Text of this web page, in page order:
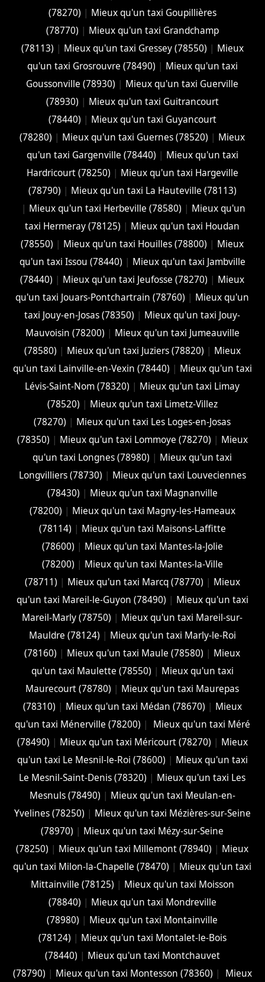
(78270) | Mieux qu'un taxi Goupillières
(78770) | Mieux qu'un taxi Grandchamp
(78113) | Mieux qu'un taxi Gressey (78550) | Mieux
qu'un taxi Grosrouvre (78490) | Mieux qu'un taxi
Goussonville (78930) | Mieux qu'un taxi Guerville
(78930) | Mieux qu'un taxi Guitrancourt
(78440) | Mieux qu'un taxi Guyancourt
(78280) | Mieux qu'un taxi Guernes (78520) | Mieux
qu'un taxi Gargenville (78440) | Mieux qu'un taxi
Hardricourt (78250) | Mieux qu'un taxi Hargeville
(78790) | Mieux qu'un taxi La Hauteville (78113)
| Mieux qu'un taxi Herbeville (78580) | Mieux qu'un
taxi Hermeray (78125) | Mieux qu'un taxi Houdan
(78550) | Mieux qu'un taxi Houilles (78800) | Mieux
qu'un taxi Issou (78440) | Mieux qu'un taxi Jambville
(78440) | Mieux qu'un taxi Jeufosse (78270) | Mieux
qu'un taxi Jouars-Pontchartrain (78760) | Mieux qu'un
taxi Jouy-en-Josas (78350) | Mieux qu'un taxi Jouy-
Mauvoisin (78200) | Mieux qu'un taxi Jumeauville
(78580) | Mieux qu'un taxi Juziers (78820) | Mieux
qu'un taxi Lainville-en-Vexin (78440) | Mieux qu'un taxi
Lévis-Saint-Nom (78320) | Mieux qu'un taxi Limay
(78520) | Mieux qu'un taxi Limetz-Villez
(78270) | Mieux qu'un taxi Les Loges-en-Josas
(78350) | Mieux qu'un taxi Lommoye (78270) | Mieux
qu'un taxi Longnes (78980) | Mieux qu'un taxi
Longvilliers (78730) | Mieux qu'un taxi Louveciennes
(78430) | Mieux qu'un taxi Magnanville
(78200) | Mieux qu'un taxi Magny-les-Hameaux
(78114) | Mieux qu'un taxi Maisons-Laffitte
(78600) | Mieux qu'un taxi Mantes-la-Jolie
(78200) | Mieux qu'un taxi Mantes-la-Ville
(78711) | Mieux qu'un taxi Marcq (78770) | Mieux
qu'un taxi Mareil-le-Guyon (78490) | Mieux qu'un taxi
Mareil-Marly (78750) | Mieux qu'un taxi Mareil-sur-
Mauldre (78124) | Mieux qu'un taxi Marly-le-Roi
(78160) | Mieux qu'un taxi Maule (78580) | Mieux
qu'un taxi Maulette (78550) | Mieux qu'un taxi
Maurecourt (78780) | Mieux qu'un taxi Maurepas
(78310) | Mieux qu'un taxi Médan (78670) | Mieux
qu'un taxi Ménerville (78200) |
Mieux qu'un taxi Méré
(78490) | Mieux qu'un taxi Méricourt (78270) | Mieux
qu'un taxi Le Mesnil-le-Roi (78600) | Mieux qu'un taxi
Le Mesnil-Saint-Denis (78320) | Mieux qu'un taxi Les
Mesnuls (78490) | Mieux qu'un taxi Meulan-en-
Yvelines (78250) | Mieux qu'un taxi Mézières-sur-Seine
(78970) | Mieux qu'un taxi Mézy-sur-Seine
(78250) | Mieux qu'un taxi Millemont (78940) | Mieux
qu'un taxi Milon-la-Chapelle (78470) | Mieux qu'un taxi
Mittainville (78125) | Mieux qu'un taxi Moisson
(78840) | Mieux qu'un taxi Mondreville
(78980) | Mieux qu'un taxi Montainville
(78124) | Mieux qu'un taxi Montalet-le-Bois
(78440) | Mieux qu'un taxi Montchauvet
(78790) | Mieux qu'un taxi Montesson (78360) |
Mieux